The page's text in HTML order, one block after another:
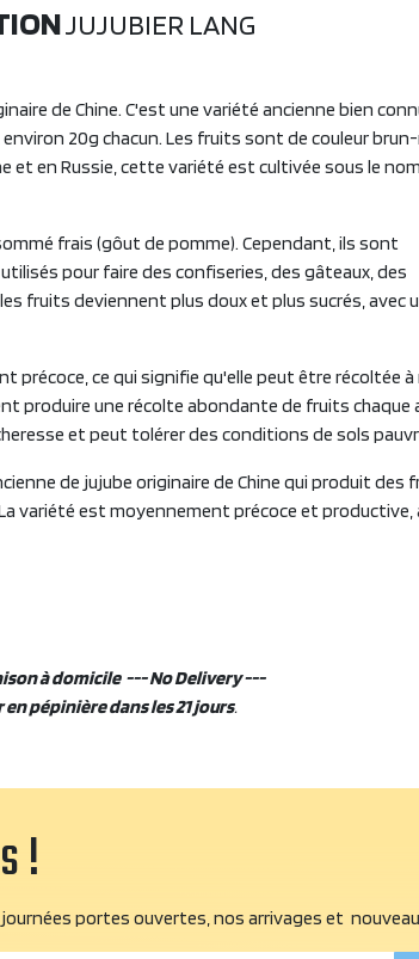
JUJUBIER LANG
de Chine. C'est une variété ancienne bien
20g chacun. Les fruits sont de couleur
et en Russie, cette variété est cultivée sous le
frais (gôut de pomme). Cependant, ils sont
pour faire des confiseries, des gâteaux, des
fruits deviennent plus doux et plus sucrés, avec
précoce, ce qui signifie qu'elle peut être récoltée à
produire une récolte abondante de fruits chaque
et peut tolérer des conditions de sols
de jujube originaire de Chine qui produit des
variété est moyennement précoce et productive,
à domicile --- No Delivery ---
en pépinière dans les 21 jours.
!
portes ouvertes, nos arrivages et